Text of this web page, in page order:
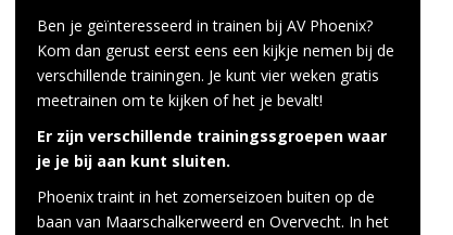
Ben je geïnteresseerd in trainen bij AV Phoenix?
Kom dan gerust eerst eens een kijkje nemen bij de
verschillende trainingen. Je kunt vier weken gratis
meetrainen om te kijken of het je bevalt!
Er zijn verschillende trainingssgroepen waar
je je bij aan kunt sluiten.
Phoenix traint in het zomerseizoen buiten op de
baan van Maarschalkerweerd en Overvecht. In het